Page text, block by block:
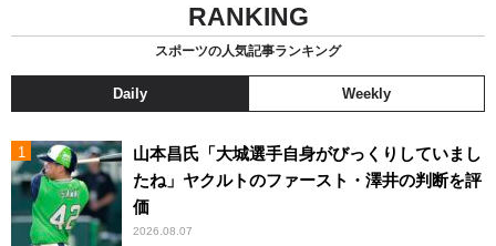
RANKING
スポーツの人気記事ランキング
Daily Weekly
山本昌氏「大城選手自身がびっくりしていまし
たね」ヤクルトのファースト・澤井の判断を評
価
2026.08.07